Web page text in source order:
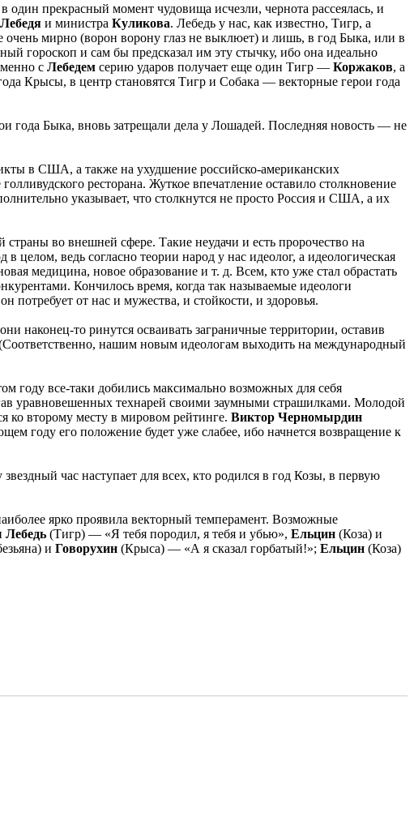
один прекрасный момент чудовища исчезли, чернота рассеялась, и
Лебедя и министра Куликова. Лебедь у нас, как известно, Тигр, а
мирно (ворон ворону глаз не выклюет) и лишь, в год Быка, или в
гороскоп и сам бы предсказал им эту стычку, ибо она идеально
с Лебедем серию ударов получает еще один Тигр — Коржаков, а
Крысы, в центр становятся Тигр и Собака — векторные герои года
года Быка, вновь затрещали дела у Лошадей. Последняя новость — не
в США, а также на ухудшение российско-американских
ресторана. Жуткое впечатление оставило столкновение
указывает, что столкнутся не просто Россия и США, а их
во внешней сфере. Такие неудачи и есть пророчество на
целом, ведь согласно теории народ у нас идеолог, а идеологическая
медицина, новое образование и т. д. Всем, кто уже стал обрастать
Кончилось время, когда так называемые идеологи
потребует от нас и мужества, и стойкости, и здоровья.
наконец-то ринутся осваивать заграничные территории, оставив
нашим новым идеологам выходить на международный
году все-таки добились максимально возможных для себя
уравновешенных технарей своими заумными страшилками. Молодой
второму месту в мировом рейтинге. Виктор Черномырдин
году его положение будет уже слабее, ибо начнется возвращение к
час наступает для всех, кто родился в год Козы, в первую
ярко проявила векторный темперамент. Возможные
Лебедь (Тигр) — «Я тебя породил, я тебя и убью», Ельцин (Коза) и
и Говорухин (Крыса) — «А я сказал горбатый!»; Ельцин (Коза)